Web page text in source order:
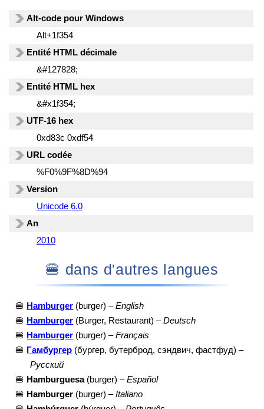
Alt-code pour Windows
Alt+1f354
Entité HTML décimale
&#127828;
Entité HTML hex
&#x1f354;
UTF-16 hex
0xd83c 0xdf54
URL codée
%F0%9F%8D%94
Version
Unicode 6.0
An
2010
🍔 dans d'autres langues
🍔 Hamburger (burger) –English
🍔 Hamburger (Burger, Restaurant) –Deutsch
🍔 Hamburger (burger) –Français
🍔 Гамбургер (бургер, бутерброд, сэндвич, фастфуд) –
Русский
🍔 Hamburguesa(burger) –Español
🍔 Hamburger (burger) –Italiano